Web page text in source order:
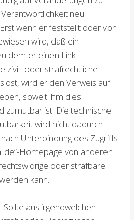
neu
wenn er feststellt oder von
wird, daß ein
dem er einen Link
zivil- oder strafrechtliche
wird er den Verweis auf
soweit ihm dies
zumutbar ist. Die technische
wird nicht dadurch
Unterbindung des Zugriffs
Homepage von anderen
oder strafbare
kann.
Sollte aus irgendwelchen